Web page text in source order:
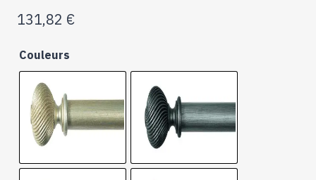
131,82 €
Couleurs